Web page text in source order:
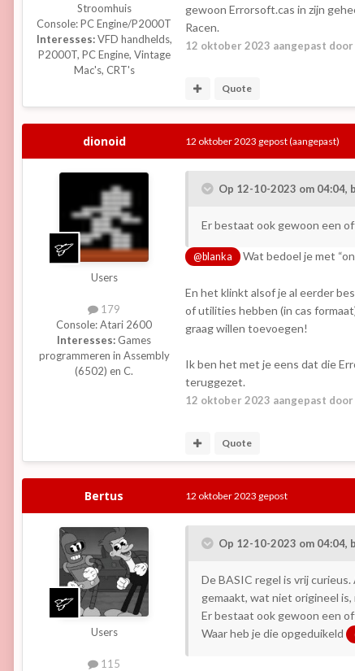
Stroomhuis
Console:PC Engine/P2000T
Interesses:VFD handhelds,
P2000T, PC Engine, Vintage
Mac's, CRT's
gewoon Errorsoft.cas in zijn
Racen.
12 oktober 2023 aangepast
Quote
dionoid
Users
179
Console:Atari 2600
Interesses: Games
programmeren in Assembly
(6502) en C.
12 oktober 2023 gepost(aangepast)
Op 12-10-2023 om 04:04,
Er bestaat ook gewoon een
@blanka Wat bedoel je met
En het klinkt alsof je al eerder
of utilities hebben (in cas
graag willen toevoegen!
Ik ben het met je eens dat die
teruggezet.
12 oktober 2023 aangepast
Quote
Bertus
Users
115
12 oktober 2023 gepost
Op 12-10-2023 om 04:04,
De BASIC regel is vrij
gemaakt, wat niet origineel is,
Er bestaat ook gewoon een
Waar heb je die opgeduikeld